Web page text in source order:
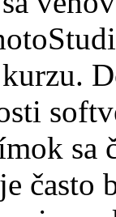
sa
často